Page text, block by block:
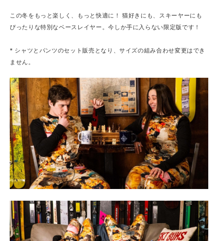
この冬をもっと楽しく、もっと快適に！ 猫好きにも、スキーヤーにも
ぴったりな特別なベースレイヤー。今しか手に入らない限定版です！
* シャツとパンツのセット販売となり、サイズの組み合わせ変更はでき
ません。